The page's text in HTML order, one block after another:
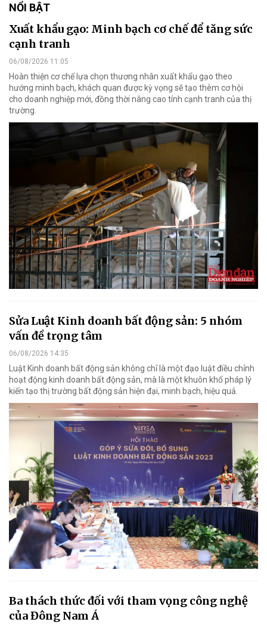
NỔI BẬT
Xuất khẩu gạo: Minh bạch cơ chế để tăng sức
cạnh tranh
06/08/2026 11:05
Hoàn thiện cơ chế lựa chọn thương nhân xuất khẩu gạo theo
hướng minh bạch, khách quan được kỳ vọng sẽ tạo thêm cơ hội
cho doanh nghiệp mới, đồng thời nâng cao tính cạnh tranh của thị
trường.
Sửa Luật Kinh doanh bất động sản: 5 nhóm
vấn đề trọng tâm
06/08/2026 14:35
Luật Kinh doanh bất động sản không chỉ là một đạo luật điều chỉnh
hoạt động kinh doanh bất động sản, mà là một khuôn khổ pháp lý
kiến tạo thị trường bất động sản hiện đại, minh bạch, hiệu quả.
Ba thách thức đối với tham vọng công nghệ
của Đông Nam Á